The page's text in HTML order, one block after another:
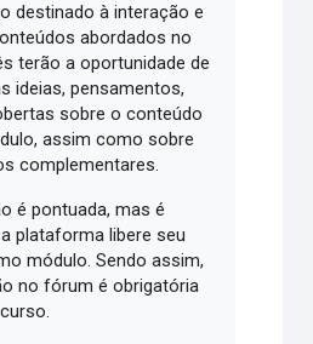
destinado à interação e
abordados no
terão a oportunidade de
ideias, pensamentos,
sobre o conteúdo
assim como sobre
complementares.
é pontuada, mas é
plataforma libere seu
módulo. Sendo assim,
no fórum é obrigatória